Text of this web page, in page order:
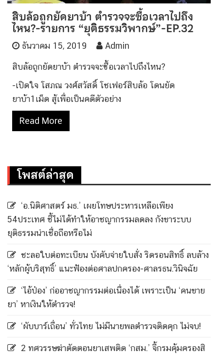
สิบล้อถูกยัดยาบ้า ตำรวจจะซื้อเวลาไปถึง
ไหน?-รายการ “ยุติธรรมวิพากษ์”-EP.32
ธันวาคม 15, 2019 Admin
สิบล้อถูกยัดยาบ้า ตำรวจจะซื้อเวลาไปถึงไหน?
-เปิดใจ โสภณ วงศ์สวัสดิ์ โชเฟอร์สิบล้อ โดนยัด
ยาบ้า1เม็ด สู้เพื่อเป็นคดีตัวอย่าง
Read More
โพสต์ล่าสุด
‘อ.นิติศาสตร์ มธ.’ เผยโทษประหารเหลือเพียง
54ประเทศ ชี้ไม่ได้ทำให้อาชญากรรมลดลง กังขาระบบ
ยุติธรรมน่าเชื่อถือหรือไม่
ชะลอใบต่อทะเบียน บังคับจ่ายใบสั่ง ริดรอนสิทธิ์ ลบล้าง
‘หลักผู้บริสุทธิ์’ แนะฟ้องต่อศาลปกครอง-ศาลรธน.วินิจฉัย
‘ไอ้ป๋อง’ ก่ออาชญากรรมต่อเนื่องได้ เพราะเป็น ‘คนขาย
ยา’ หาเงินให้ตำรวจ!
‘ผับบาร์เถื่อน’ ทั่วไทย ไม่มีนายพลตำรวจติดคุก ไม่จบ!
2 ทศวรรษฆ่าตัดตอนยาเสพติด ‘กสม.’ จี้กรมคุ้มครองสิ